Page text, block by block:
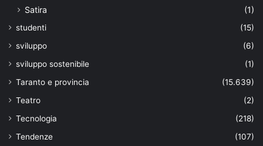
Satira (1)
studenti
(15)
sviluppo
(6)
sviluppo sostenibile
(1)
Taranto e provincia
(15.639)
Teatro
(2)
Tecnologia
(218)
Tendenze
(107)